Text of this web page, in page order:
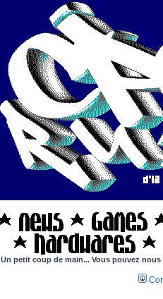
Un petit coup de main... Vous pouvez